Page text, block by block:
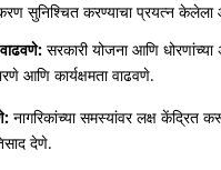
सुनिश्चित करण्याचा प्रयत्न
सरकारी योजना आणि
आणि कार्यक्षमता वाढवणे.
नागरिकांच्या समस्यांवर लक्ष केंद्रित
देणे.